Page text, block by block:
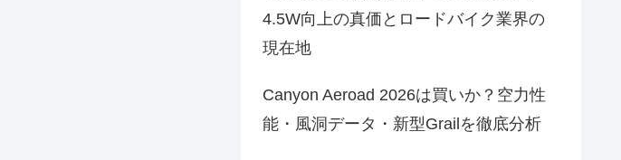
4.5W向上の真価とロードバイク業界の
現在地
Canyon Aeroad 2026は買いか？空力性
能・風洞データ・新型Grailを徹底分析